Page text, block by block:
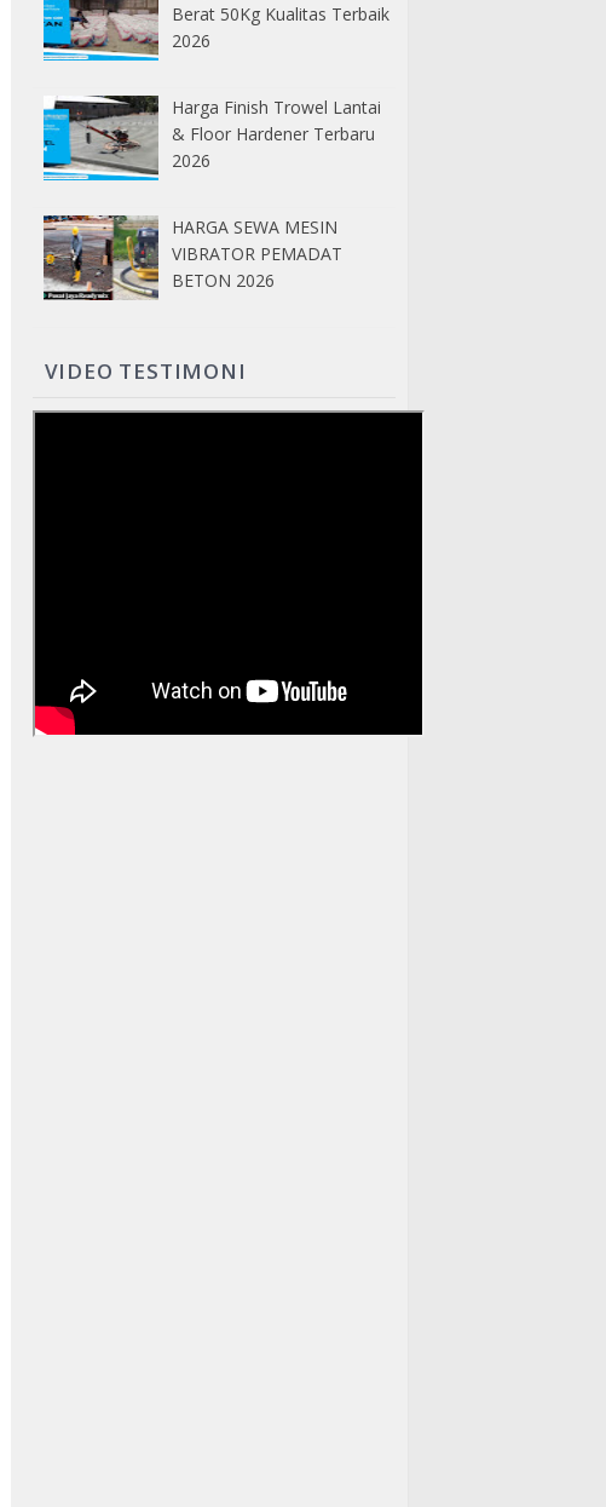
Berat 50Kg Kualitas Terbaik
2026
Harga Finish Trowel Lantai
& Floor Hardener Terbaru
2026
HARGA SEWA MESIN
VIBRATOR PEMADAT
BETON 2026
VIDEO TESTIMONI